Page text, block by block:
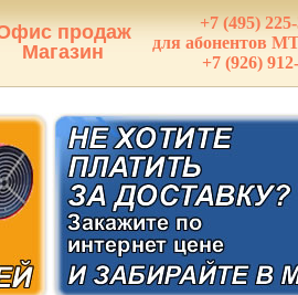
продаж
Магазин
+7 (495)
для абонентов
+7 (926)